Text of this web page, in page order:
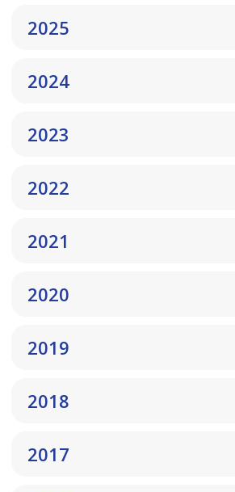
2025
2024
2023
2022
2021
2020
2019
2018
2017